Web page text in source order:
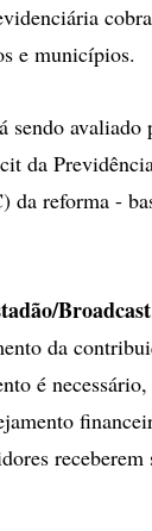
e municípios.
da
da reforma -
Broadcast
da
é